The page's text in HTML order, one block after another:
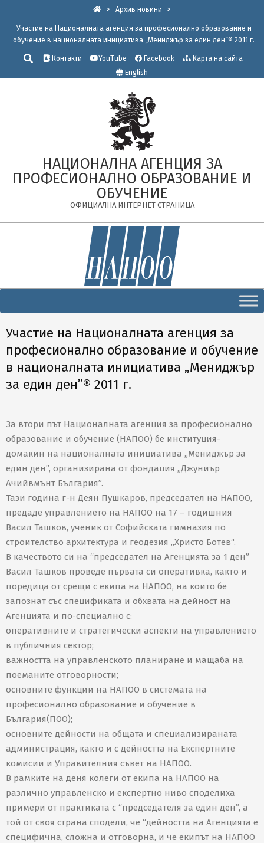
content
> Архив новини >
Участие на Националната агенция за професионално образование и
обучение в националната инициатива „Мениджър за един ден”® 2011 г.
Търсене
Контакти YouTube Facebook
Карта на сайта
English
НАЦИОНАЛНА АГЕНЦИЯ ЗА
ПРОФЕСИОНАЛНО ОБРАЗОВАНИЕ И
ОБУЧЕНИЕ
ОФИЦИАЛНА ИНТЕРНЕТ СТРАНИЦА
Navigation
Участие на Националната агенция за
професионално образование и обучение
в националната инициатива „Мениджър
за един ден”® 2011 г.
За втори път Националната агенция за професионално
образование и обучение (НАПОО) бе институция-
домакин на националната инициатива „Мениджър за
един ден”, организирана от фондация „Джуниър
Ачийвмънт България”.
Тази година г-н Деян Пушкаров, председател на НАПОО,
предаде управлението на НАПОО на 17 – годишния
Васил Ташков, ученик от Софийската гимназия по
строителство архитектура и геодезия „Христо Ботев“.
В качеството си на “председател на Агенцията за 1 ден”
Васил Ташков проведе първата си оперативка, както и
поредица от срещи с екипа на НАПОО, на които бе
запознат със спецификата и обхвата на дейност на
Агенцията и по-специално с:
оперативните и стратегически аспекти на управлението
в публичния сектор;
важността на управленското планиране и мащаба на
поеманите отговорности;
основните функции на НАПОО в системата на
професионално образование и обучение в
България(ПОО);
основните дейности на общата и специализираната
администрация, както и с дейността на Експертните
комисии и Управителния съвет на НАПОО.
В рамките на деня колеги от екипа на НАПОО на
различно управленско и експертно ниво споделиха
примери от практиката с “председателя за един ден”, а
той от своя страна сподели, че “дейността на Агенцията е
специфична, сложна и отговорна, и че екипът на НАПОО